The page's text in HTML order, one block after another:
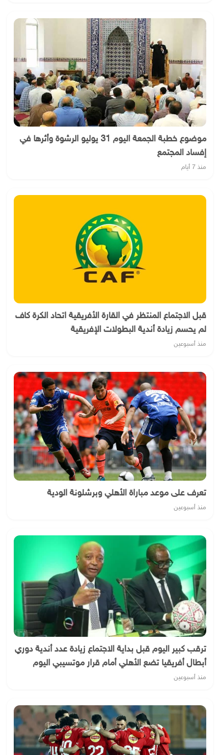
موضوع خطبة الجمعة اليوم 31 يوليو الرشوة وأثرها في
إفساد المجتمع
منذ 7 أيام
قبل الاجتماع المنتظر في القارة الأفريقية اتحاد الكرة كاف
لم يحسم زيادة أندية البطولات الإفريقية
منذ أسبوعين
تعرف على موعد مباراة الأهلي وبرشلونة الودية
منذ أسبوعين
ترقب كبير اليوم قبل بداية الاجتماع زيادة عدد أندية دوري
أبطال أفريقيا تضع الأهلي أمام قرار موتسيبي اليوم
منذ أسبوعين